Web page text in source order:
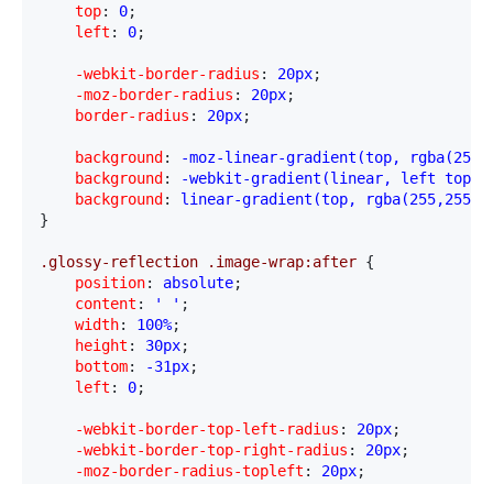
    top
: 0;
    left
: 0;
    -webkit-border-radius
: 20px;
    -moz-border-radius
: 20px;
    border-radius
: 20px;
    background
:
-moz-linear-gradient(top,
    background
:
-webkit-gradient(linear, left top,
    background
:
linear-gradient(top,
}
.glossy-reflection .image-wrap:after {
    position
: absolute;
    content
: ' ' ;
    width
: 100%;
    height
: 30px;
    bottom
: -31px;
    left
: 0;
    -webkit-border-top-left-radius
: 20px;
    -webkit-border-top-right-radius
: 20px;
    -moz-border-radius-topleft
: 20px;